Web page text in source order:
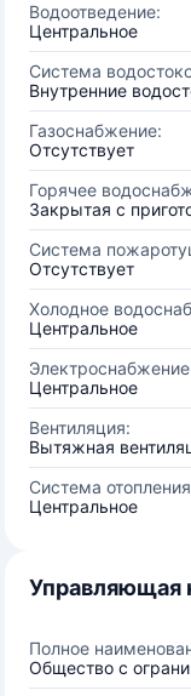
Водоотведение:
Центральное
Система
Внутренние
Газоснабжение:
Отсутствует
Горячее
Закрытая с
Система
Отсутствует
Холодное
Центральное
Центральное
Вентиляция:
Вытяжная
Система
Центральное
Управляющая
Полное
Общество с